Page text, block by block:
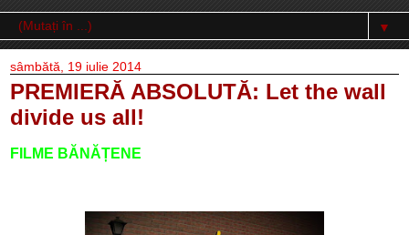
▼
sâmbătă, 19 iulie 2014
PREMIERĂ ABSOLUTĂ: Let the wall
divide us all!
FILME BĂNĂȚENE